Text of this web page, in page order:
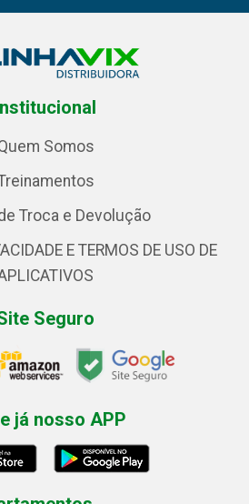
Somos
Troca e Devolução
E TERMOS DE USO DE
Seguro
já nosso APP